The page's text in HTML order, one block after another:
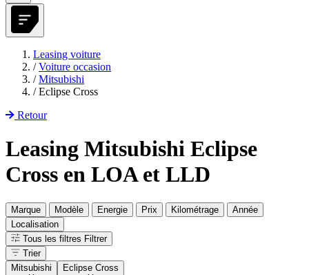
Leasing voiture
/ Voiture occasion
/ Mitsubishi
/ Eclipse Cross
Retour
Leasing Mitsubishi Eclipse
Cross en LOA et LLD
Marque Modèle Energie Prix Kilométrage
Année
Localisation
Tous les filtres Filtrer
Trier
Mitsubishi
Eclipse Cross